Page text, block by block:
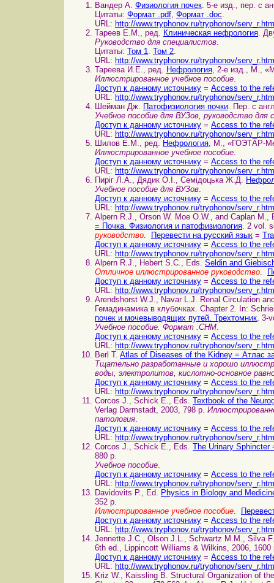
Вандер А. Физиология почек. 5-е изд., пер. с
Цитаты: Формат .pdf, Формат .doc.
URL: http://www.tryphonov.ru/tryphonov/
Тареев Е.М., ред. Клиническая нефрология.
Руководство для специалистов.
Цитаты: Том 1. Том 2.
URL: http://www.tryphonov.ru/tryphonov/
Тареева И.Е., ред. Нефрология, 2-е изд., М.,
Иллюстрированное учебное пособие.
Доступ к данному источнику = Access to the
URL: http://www.tryphonov.ru/tryphonov/
Шейман Дж. Патофизиология почки. Пер. с
Учебное пособие для ВУЗов, руководство для
Доступ к данному источнику = Access to the
URL: http://www.tryphonov.ru/tryphonov/
Шилов Е.М., ред. Нефрология, М., «ГОЭТАР-
Иллюстрированное учебное пособие.
Доступ к данному источнику = Access to the
URL: http://www.tryphonov.ru/tryphonov/
Пиріг Л.А., Дядик О.І., Семідоцька Ж.Д.
Учебное пособие для ВУЗов.
Доступ к данному источнику = Access to the
URL: http://www.tryphonov.ru/tryphonov/
Alpern R.J., Orson W. Moe O.W., and Caplan M.,
= Почка. Физиология и патофизиология. 2 vol.
руководство. Перевести на русский язык =
Доступ к данному источнику = Access to the
URL: http://www.tryphonov.ru/tryphonov/
Alpern R.J., Hebert S.C., Eds. Seldin and
Отличное иллюстрированное руководство.
Доступ к данному источнику = Access to the
URL: http://www.tryphonov.ru/tryphonov/
Arendshorst W.J., Navar L.J. Renal Circulation
Гемадинамика в клубочках. Chapter 2. In:
почек и мочевыводящих путей. Трехтомник, 3-
Учебное пособие. Формат .CHM.
Доступ к данному источнику = Access to the
URL: http://www.tryphonov.ru/tryphonov/
Berl T. Atlas of Diseases of the Kidney = Атлас
Тщательно разработанные и хорошо
воды, электролитов, кислотно-основное
Доступ к данному источнику = Access to the
URL: http://www.tryphonov.ru/tryphonov/
Corcos J., Schick E., Eds. Textbook of the
Verlag Darmstadt, 2003, 798 p.
патология.
Доступ к данному источнику = Access to the
URL: http://www.tryphonov.ru/tryphonov/
Corcos J., Schick E., Eds. The Urinary Sphincter
880 p.
Учебное пособие.
Доступ к данному источнику = Access to the
URL: http://www.tryphonov.ru/tryphonov/
Davidovits P., Ed. Physics in Biology and
352 p.
Иллюстрированное учебное пособие.
Доступ к данному источнику = Access to the
URL: http://www.tryphonov.ru/tryphonov/
Jennette J.C., Olson J.L., Schwartz M.M., Silva
6th ed., Lippincott Williams & Wilkins, 2006,
Доступ к данному источнику = Access to the
URL: http://www.tryphonov.ru/tryphonov/
Kriz W., Kaissling B. Structural Organization of